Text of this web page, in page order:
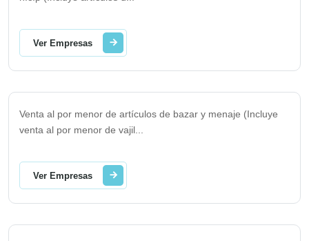
Ver Empresas
Venta al por menor de artículos de bazar y menaje (Incluye
venta al por menor de vajil
Ver Empresas